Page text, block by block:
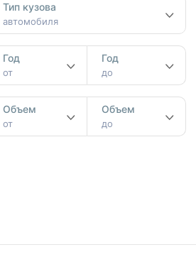
Mazda
Subaru
Suzuki
Тип кузова
автомобиля
Год
от
Год
до
Объем
от
Объем
до